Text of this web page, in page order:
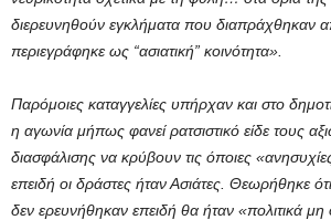
διερευνηθούν εγκλήματα που διαπράχθηκαν
περιεγράφηκε ως “ασιατική” κοινότητα».
Παρόμοιες καταγγελίες υπήρχαν και στο
η αγωνία μήπως φανεί ρατσιστικό είδε τους
διασφάλισης να κρύβουν τις όποιες
επειδή οι δράστες ήταν Ασιάτες. Θεωρήθηκε
δεν ερευνήθηκαν επειδή θα ήταν «πολιτικά μη